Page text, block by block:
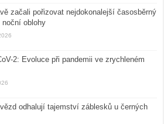
začali pořizovat nejdokonalejší časosběrný
noční oblohy
2: Evoluce při pandemii ve zrychleném
odhalují tajemství záblesků u černých